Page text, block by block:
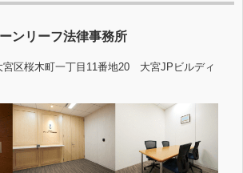
ンリーフ法律事務所
宮区桜木町一丁目11番地20 大宮JPビルディ